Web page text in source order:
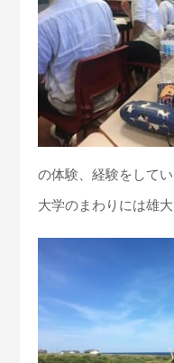
の体験、経験をしてい
大学のまわりには雄